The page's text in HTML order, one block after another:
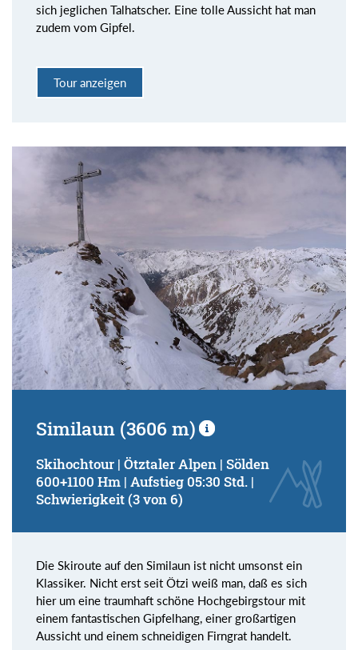
sich jeglichen Talhatscher. Eine tolle Aussicht hat man
zudem vom Gipfel.
Tour anzeigen
Similaun (3606 m)
Skihochtour | Ötztaler Alpen | Sölden
600+1100 Hm | Aufstieg 05:30 Std. |
Schwierigkeit (3 von 6)
Die Skiroute auf den Similaun ist nicht umsonst ein
Klassiker. Nicht erst seit Ötzi weiß man, daß es sich
hier um eine traumhaft schöne Hochgebirgstour mit
einem fantastischen Gipfelhang, einer großartigen
Aussicht und einem schneidigen Firngrat handelt.